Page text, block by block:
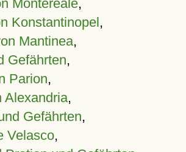
Montereale,
Konstantinopel,
Mantinea,
Gefährten,
Parion,
Alexandria,
Gefährten,
Velasco,